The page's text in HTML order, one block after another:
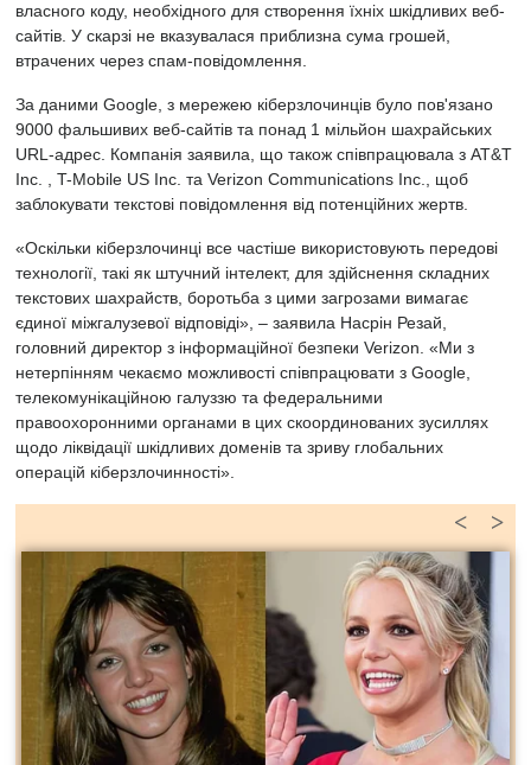
власного коду, необхідного для створення їхніх шкідливих веб-
сайтів. У скарзі не вказувалася приблизна сума грошей,
втрачених через спам-повідомлення.
За даними Google, з мережею кіберзлочинців було пов'язано
9000 фальшивих веб-сайтів та понад 1 мільйон шахрайських
URL-адрес. Компанія заявила, що також співпрацювала з AT&T
Inc. , T-Mobile US Inc. та Verizon Communications Inc., щоб
заблокувати текстові повідомлення від потенційних жертв.
«Оскільки кіберзлочинці все частіше використовують передові
технології, такі як штучний інтелект, для здійснення складних
текстових шахрайств, боротьба з цими загрозами вимагає
єдиної міжгалузевої відповіді», – заявила Насрін Резай,
головний директор з інформаційної безпеки Verizon. «Ми з
нетерпінням чекаємо можливості співпрацювати з Google,
телекомунікаційною галуззю та федеральними
правоохоронними органами в цих скоординованих зусиллях
щодо ліквідації шкідливих доменів та зриву глобальних
операцій кіберзлочинності».
>
<